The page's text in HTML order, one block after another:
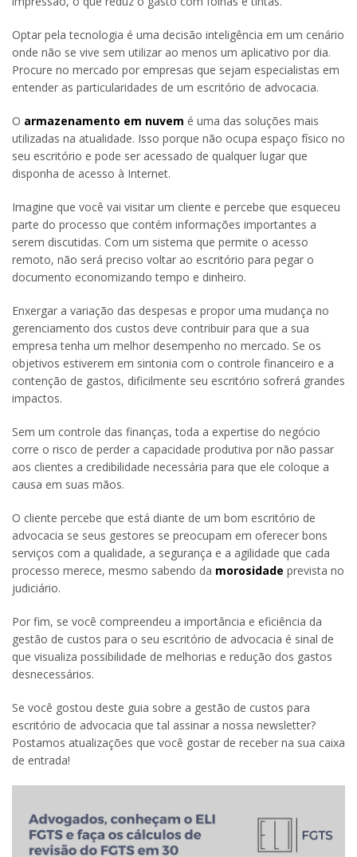
Optar pela tecnologia é uma decisão inteligência em um cenário
onde não se vive sem utilizar ao menos um aplicativo por dia.
Procure no mercado por empresas que sejam especialistas em
entender as particularidades de um escritório de advocacia.
O armazenamento em nuvem é uma das soluções mais
utilizadas na atualidade. Isso porque não ocupa espaço físico no
seu escritório e pode ser acessado de qualquer lugar que
disponha de acesso à Internet.
Imagine que você vai visitar um cliente e percebe que esqueceu
parte do processo que contém informações importantes a
serem discutidas. Com um sistema que permite o acesso
remoto, não será preciso voltar ao escritório para pegar o
documento economizando tempo e dinheiro.
Enxergar a variação das despesas e propor uma mudança no
gerenciamento dos custos deve contribuir para que a sua
empresa tenha um melhor desempenho no mercado. Se os
objetivos estiverem em sintonia com o controle financeiro e a
contenção de gastos, dificilmente seu escritório sofrerá grandes
impactos.
Sem um controle das finanças, toda a expertise do negócio
corre o risco de perder a capacidade produtiva por não passar
aos clientes a credibilidade necessária para que ele coloque a
causa em suas mãos.
O cliente percebe que está diante de um bom escritório de
advocacia se seus gestores se preocupam em oferecer bons
serviços com a qualidade, a segurança e a agilidade que cada
processo merece, mesmo sabendo da morosidade prevista no
judiciário.
Por fim, se você compreendeu a importância e eficiência da
gestão de custos para o seu escritório de advocacia é sinal de
que visualiza possibilidade de melhorias e redução dos gastos
desnecessários.
Se você gostou deste guia sobre a gestão de custos para
escritório de advocacia que tal assinar a nossa newsletter?
Postamos atualizações que você gostar de receber na sua caixa
de entrada!